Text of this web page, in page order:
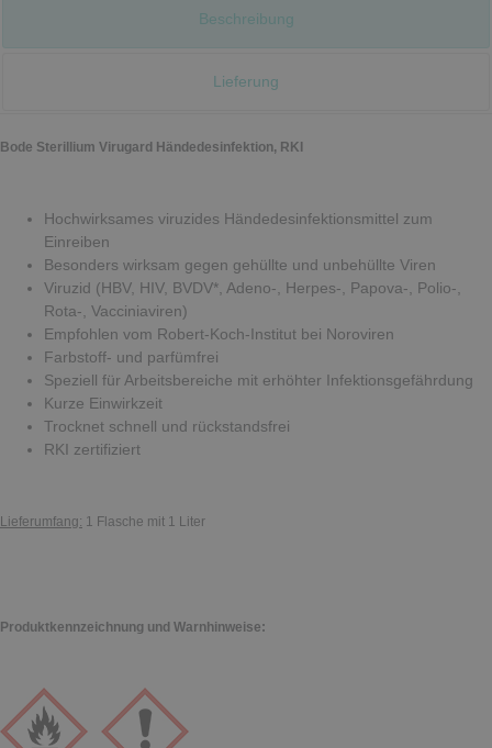
Beschreibung
Lieferung
Bode Sterillium Virugard Händedesinfektion, RKI
Hochwirksames viruzides Händedesinfektionsmittel zum
Einreiben
Besonders wirksam gegen gehüllte und unbehüllte Viren
Viruzid (HBV, HIV, BVDV*, Adeno-, Herpes-, Papova-, Polio-,
Rota-, Vacciniaviren)
Empfohlen vom Robert-Koch-Institut bei Noroviren
Farbstoff- und parfümfrei
Speziell für Arbeitsbereiche mit erhöhter Infektionsgefährdung
Kurze Einwirkzeit
Trocknet schnell und rückstandsfrei
RKI zertifiziert
Lieferumfang: 1 Flasche mit 1 Liter
Produktkennzeichnung und Warnhinweise: